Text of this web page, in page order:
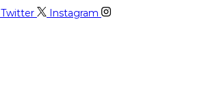
Twitter Instagram